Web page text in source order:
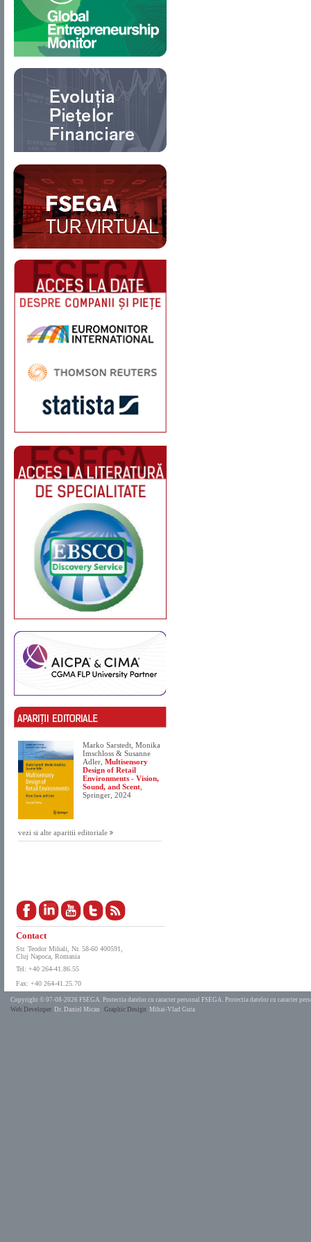
Marko Sarstedt, Monika
Imschloss & Susanne
Adler, Multisensory
Design of Retail
Environments - Vision,
Sound, and Scent
Springer, 2024
vezi si alte aparitii editoriale
Contact
Str. Teodor Mihali, Nr. 58-60 400591,
Cluj Napoca, Romania
Tel: +40 264-41.86.55
Fax: +40 264-41.25.70
Copyright © 07-08-2026 FSEGA. Protectia datelor cu caracter personal FSEGA. Protectia datelor cu caracter
Web Developer Dr. Daniel Mican Graphic Design Mihai-Vlad Guta